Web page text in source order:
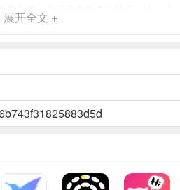
时资讯，让居民第一时间掌握身边大小
疗、交通等数十项服务，统一收集按需
展开全文 +